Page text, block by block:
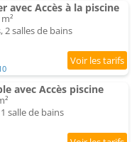
avec Accès à la piscine
2 salles de bains
avec Accès piscine
salle de bains